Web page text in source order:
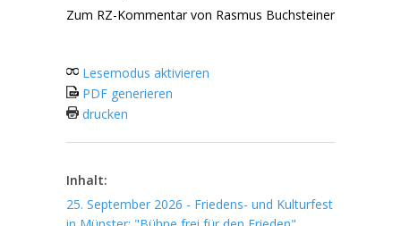
Zum RZ-Kommentar von Rasmus Buchsteiner
Lesemodus aktivieren
PDF generieren
drucken
Inhalt:
25. September 2026 - Friedens- und Kulturfest